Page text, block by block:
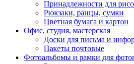
Принадлежности для
Рюкзаки, ранцы, сумки
Цветная бумага и картон
Офис, студия, мастерская
Доски для письма и
Пакеты почтовые
Фотоальбомы и рамки для